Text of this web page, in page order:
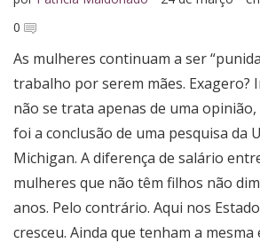
0
As mulheres continuam a ser
trabalho por serem mães. Exagero?
não se trata apenas de uma
foi a conclusão de uma pesquisa da
Michigan. A diferença de salário
mulheres que não têm filhos não
anos. Pelo contrário. Aqui nos
cresceu. Ainda que tenham a mesma